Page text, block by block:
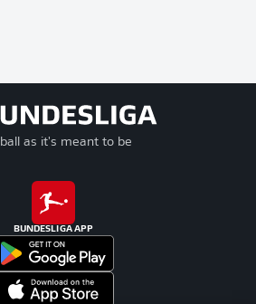
as it's meant to be
BUNDESLIGA APP